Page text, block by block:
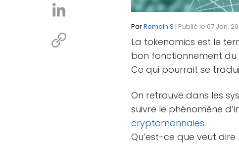
ParRomain S | Publié le 07 Jan.
La tokenomics est le
bon fonctionnement du
Ce qui pourrait se
On retrouve dans les
suivre le phénomène
cryptomonnaies.
Qu’est-ce que veut